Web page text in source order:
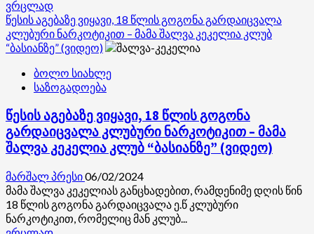
ვრცლადRead
more
about
ნატა
ფერაძე
ხვალ
ციხეს
და
მეგობრები
ყავით
ხელში
შეეგებებიან
წესის აგებაზე ვიყავი, 18 წლის გოგონა გარდაიცვალა
კლუბური ნარკოტიკით – მამა შალვა კეკელია კლუბ
“ბასიანზე” (ვიდეო)
ბოლო სიახლე
საზოგადოება
წესის აგებაზე ვიყავი, 18 წლის გოგონა
გარდაიცვალა კლუბური ნარკოტიკით – მამა
შალვა კეკელია კლუბ “ბასიანზე” (ვიდეო)
მარშალ პრესი06/02/2024
მამა შალვა კეკელიას განცხადებით, რამდენიმე დღის წინ
18 წლის გოგონა გარდაიცვალა ე.წ კლუბური
ნარკოტიკით, რომელიც მან კლუბ...
Read